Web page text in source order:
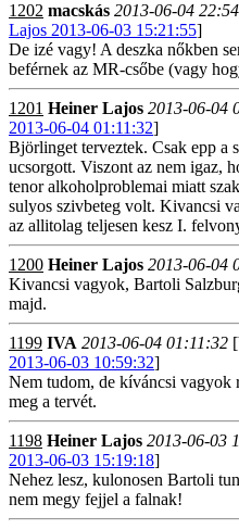
1202 macskás 2013-06-04
Lajos 2013-06-03 15:21:55]
De izé vagy! A deszka nőkben
beférnek az MR-csőbe (vagy
1201 Heiner Lajos 2013-06-04
2013-06-04 01:11:32]
Björlinget terveztek. Csak epp a
ucsorgott. Viszont az nem igaz,
tenor alkoholproblemai miatt
sulyos szivbeteg volt. Kivancsi
az allitolag teljesen kesz I.
1200 Heiner Lajos 2013-06-04
Kivancsi vagyok, Bartoli
majd.
1199 IVA 2013-06-04 01:11:32
2013-06-03 10:59:32]
Nem tudom, de kíváncsi vagyok
meg a tervét.
1198 Heiner Lajos 2013-06-03
2013-06-03 15:19:18]
Nehez lesz, kulonosen Bartoli
nem megy fejjel a falnak!